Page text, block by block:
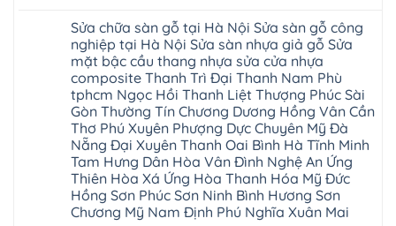
Thanh
Xuân
Kim
Động
Văn
Giang
Cầu
Giấy
Văn
Lâm
tphcm
Khoái
Châu
Trì
Thanh
Xuân
Đoan
Hùng
Thanh
Ba
Cầu
Giấy
Hạ
Hòa
Cẩm
Khê
Tây
Hồ
Yên
Lập
Thanh
Hoài
Đức
Bình
Dương
Thủ
Đức
Thanh
Xuân
Thái
Nguyên
Phú
Thọ
Bắc
Giang
Long
Biên
Hải
Dương
nhựa
giả
gỗ
cong
vênh
Sửa
mặt
bậc
cầu
thang
nhựa
sửa
cửa
nhựa
composite
hoài
đức
đan
bình
luận
ở
Sửa
chữa
sàn
gỗ
bị
phồng
tại
Hà
Nội
Sửa
sàn
gỗ
công
nghiệp
Sửa chữa sàn gỗ tại Hà Nội Sửa sàn gỗ công
nghiệp tại Hà Nội Sửa sàn nhựa giả gỗ Sửa
mặt bậc cầu thang nhựa sửa cửa nhựa
composite Thanh Trì Đại Thanh Nam Phù
tphcm Ngọc Hồi Thanh Liệt Thượng Phúc Sài
Gòn Thường Tín Chương Dương Hồng Vân Cần
Thơ Phú Xuyên Phượng Dực Chuyên Mỹ Đà
Nẵng Đại Xuyên Thanh Oai Bình Hà Tĩnh Minh
Tam Hưng Dân Hòa Vân Đình Nghệ An Ứng
Thiên Hòa Xá Ứng Hòa Thanh Hóa Mỹ Đức
Hồng Sơn Phúc Sơn Ninh Bình Hương Sơn
Chương Mỹ Nam Định Phú Nghĩa Xuân Mai